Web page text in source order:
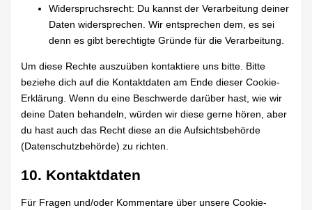
Widerspruchsrecht: Du kannst der Verarbeitung deiner
Daten widersprechen. Wir entsprechen dem, es sei
denn es gibt berechtigte Gründe für die Verarbeitung.
Um diese Rechte auszuüben kontaktiere uns bitte. Bitte
beziehe dich auf die Kontaktdaten am Ende dieser Cookie-
Erklärung. Wenn du eine Beschwerde darüber hast, wie wir
deine Daten behandeln, würden wir diese gerne hören, aber
du hast auch das Recht diese an die Aufsichtsbehörde
(Datenschutzbehörde) zu richten.
10. Kontaktdaten
Für Fragen und/oder Kommentare über unsere Cookie-